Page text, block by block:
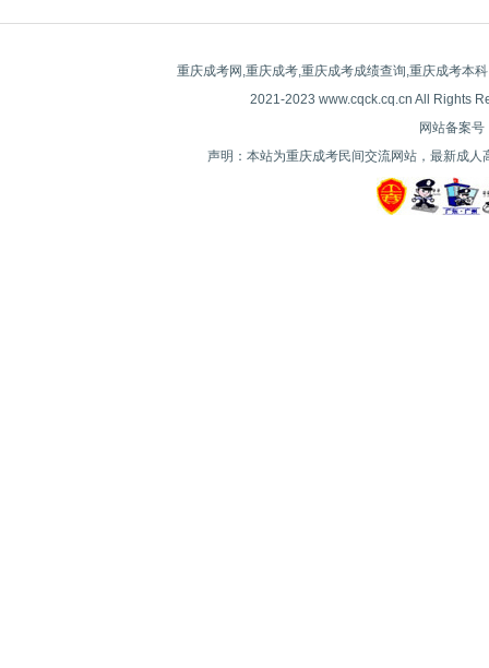
重庆成考网,重庆成考,重庆成考成绩查询,重庆成考本
2021-2023 www.cqck.cq.cn All Rights
网站备案号
声明：本站为重庆成考民间交流网站，最新成